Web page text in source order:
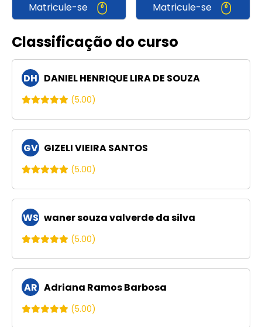
Matricule-se Matricule-se
Classificação do curso
DH DANIEL HENRIQUE LIRA DE SOUZA
(5.00)
GV GIZELI VIEIRA SANTOS
(5.00)
WS waner souza valverde da silva
(5.00)
AR Adriana Ramos Barbosa
(5.00)